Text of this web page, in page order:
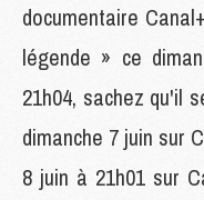
documentaire
légende » ce
21h04, sachez qu'il
dimanche 7 juin sur
8 juin à 21h01 sur